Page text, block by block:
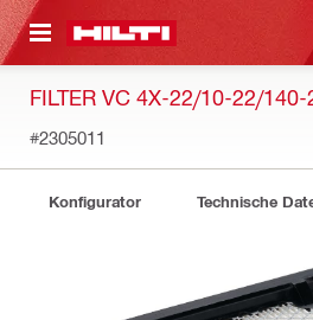
FILTER VC 4X-22/10-22/
#2305011
Konfigurator Technische